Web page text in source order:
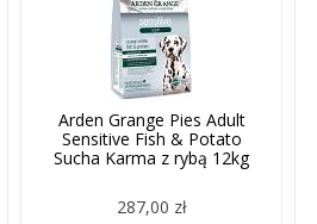
Arden Grange Pies Adult
Sensitive Fish & Potato
Sucha Karma z rybą 12kg
287,00 zł